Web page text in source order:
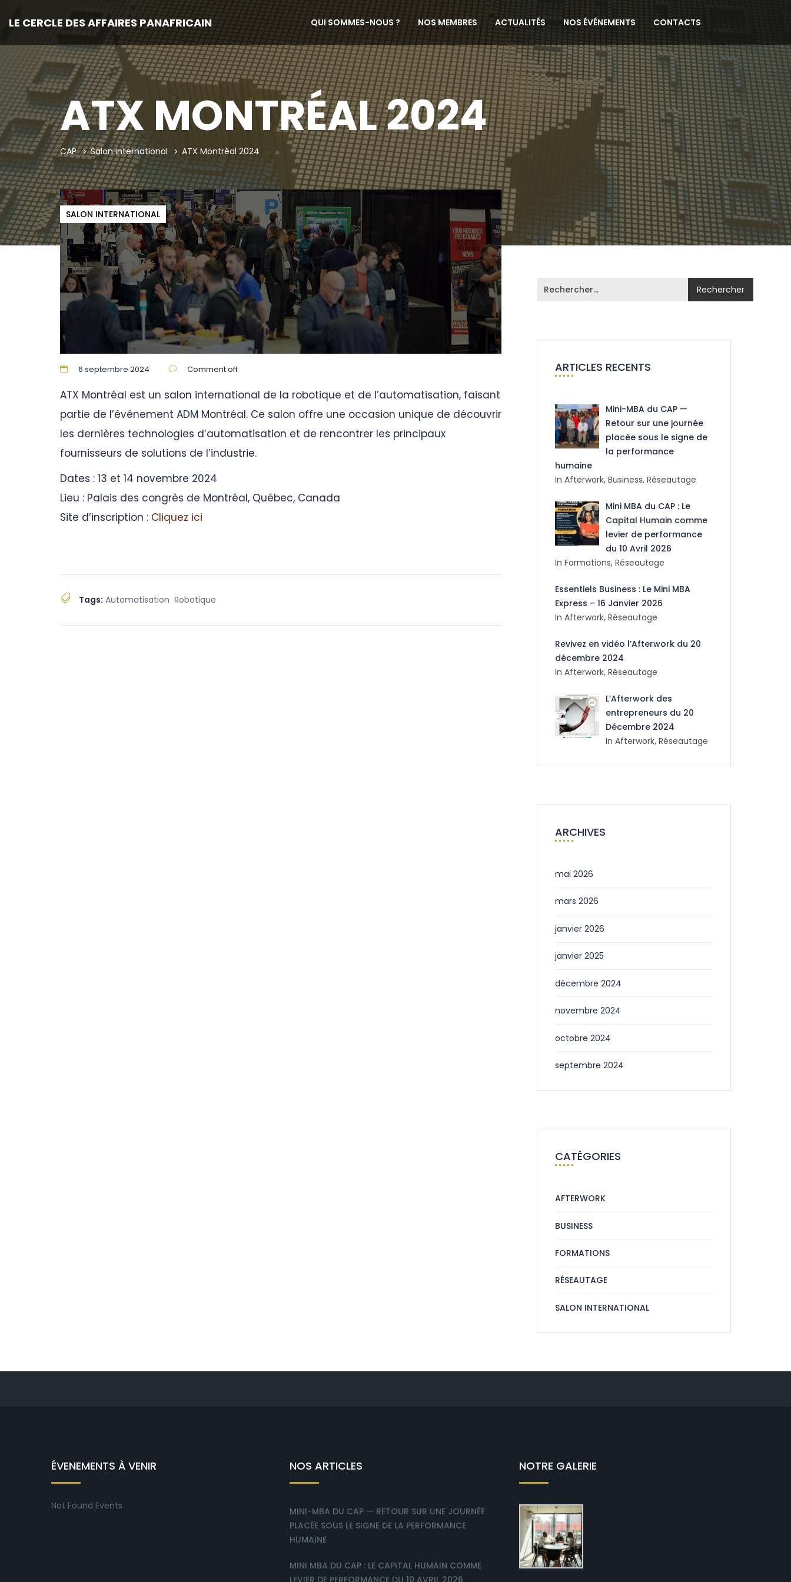
LE CERCLE DES AFFAIRES PANAFRICAIN QUI SOMMES-NOUS ? NOS MEMBRES ACTUALITÉS NOS ÉVÉNEMENTS CONTACTS
ATX MONTRÉAL 2024
CAP Salon international ATX Montréal 2024
SALON INTERNATIONAL
6 septembre 2024 Comment off
ATX Montréal est un salon international de la robotique et de l’automatisation, faisant
partie de l’événement ADM Montréal. Ce salon offre une occasion unique de découvrir
les dernières technologies d’automatisation et de rencontrer les principaux
fournisseurs de solutions de l’industrie.
Dates : 13 et 14 novembre 2024
Lieu : Palais des congrès de Montréal, Québec, Canada
Site d’inscription : Cliquez ici
Tags: Automatisation Robotique
ARTICLES RECENTS
Mini-MBA du CAP —
Retour sur une journée
placée sous le signe de
la performance
humaine
In Afterwork, Business, Réseautage
Mini MBA du CAP : Le
Capital Humain comme
levier de performance
du 10 Avril 2026
In Formations, Réseautage
Essentiels Business : Le Mini MBA
Express – 16 Janvier 2026
In Afterwork, Réseautage
Revivez en vidéo l’Afterwork du 20
décembre 2024
In Afterwork, Réseautage
L’Afterwork des
entrepreneurs du 20
Décembre 2024
In Afterwork, Réseautage
ARCHIVES
mai 2026
mars 2026
janvier 2026
janvier 2025
décembre 2024
novembre 2024
octobre 2024
septembre 2024
CATÉGORIES
AFTERWORK
BUSINESS
FORMATIONS
RÉSEAUTAGE
SALON INTERNATIONAL
ÉVENEMENTS À VENIR
Not Found Events
NOS ARTICLES
MINI-MBA DU CAP — RETOUR SUR UNE JOURNÉE
PLACÉE SOUS LE SIGNE DE LA PERFORMANCE
HUMAINE
MINI MBA DU CAP : LE CAPITAL HUMAIN COMME
LEVIER DE PERFORMANCE DU 10 AVRIL 2026
NOTRE GALERIE